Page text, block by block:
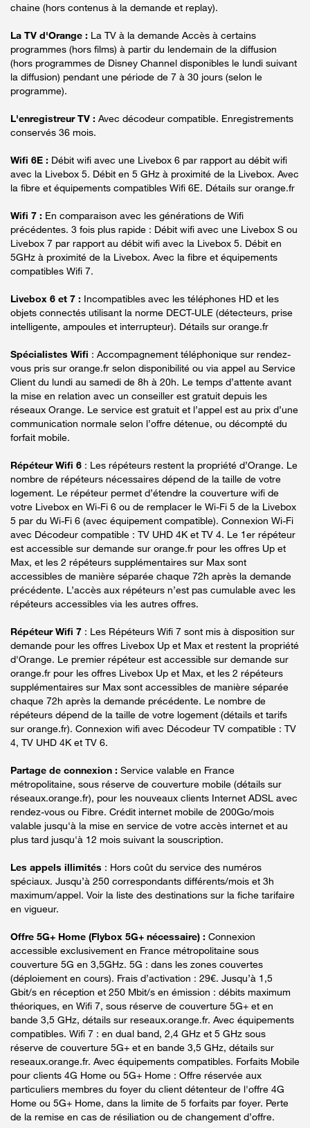
chaine (hors contenus à la demande et replay).
La TV d'Orange : La TV à la demande Accès à certains
programmes (hors films) à partir du lendemain de la diffusion
(hors programmes de Disney Channel disponibles le lundi suivant
la diffusion) pendant une période de 7 à 30 jours (selon le
programme).
L'enregistreur TV : Avec décodeur compatible. Enregistrements
conservés 36 mois.
Wifi 6E : Débit wifi avec une Livebox 6 par rapport au débit wifi
avec la Livebox 5. Débit en 5 GHz à proximité de la Livebox. Avec
la fibre et équipements compatibles Wifi 6E. Détails sur orange.fr
Wifi 7 : En comparaison avec les générations de Wifi
précédentes. 3 fois plus rapide : Débit wifi avec une Livebox S ou
Livebox 7 par rapport au débit wifi avec la Livebox 5. Débit en
5GHz à proximité de la Livebox. Avec la fibre et équipements
compatibles Wifi 7.
Livebox 6 et 7 : Incompatibles avec les téléphones HD et les
objets connectés utilisant la norme DECT-ULE (détecteurs, prise
intelligente, ampoules et interrupteur). Détails sur orange.fr
Spécialistes Wifi : Accompagnement téléphonique sur rendez-
vous pris sur orange.fr selon disponibilité ou via appel au Service
Client du lundi au samedi de 8h à 20h. Le temps d’attente avant
la mise en relation avec un conseiller est gratuit depuis les
réseaux Orange. Le service est gratuit et l’appel est au prix d’une
communication normale selon l’offre détenue, ou décompté du
forfait mobile.
Répéteur Wifi 6 : Les répéteurs restent la propriété d’Orange. Le
nombre de répéteurs nécessaires dépend de la taille de votre
logement. Le répéteur permet d’étendre la couverture wifi de
votre Livebox en Wi-Fi 6 ou de remplacer le Wi-Fi 5 de la Livebox
5 par du Wi-Fi 6 (avec équipement compatible). Connexion Wi-Fi
avec Décodeur compatible : TV UHD 4K et TV 4. Le 1er répéteur
est accessible sur demande sur orange.fr pour les offres Up et
Max, et les 2 répéteurs supplémentaires sur Max sont
accessibles de manière séparée chaque 72h après la demande
précédente. L’accès aux répéteurs n’est pas cumulable avec les
répéteurs accessibles via les autres offres.
Répéteur Wifi 7 : Les Répéteurs Wifi 7 sont mis à disposition sur
demande pour les offres Livebox Up et Max et restent la propriété
d'Orange. Le premier répéteur est accessible sur demande sur
orange.fr pour les offres Livebox Up et Max, et les 2 répéteurs
supplémentaires sur Max sont accessibles de manière séparée
chaque 72h après la demande précédente. Le nombre de
répéteurs dépend de la taille de votre logement (détails et tarifs
sur orange.fr). Connexion wifi avec Décodeur TV compatible : TV
4, TV UHD 4K et TV 6.
Partage de connexion : Service valable en France
métropolitaine, sous réserve de couverture mobile (détails sur
réseaux.orange.fr), pour les nouveaux clients Internet ADSL avec
rendez-vous ou Fibre. Crédit internet mobile de 200Go/mois
valable jusqu'à la mise en service de votre accès internet et au
plus tard jusqu'à 12 mois suivant la souscription.
Les appels illimités : Hors coût du service des numéros
spéciaux. Jusqu’à 250 correspondants différents/mois et 3h
maximum/appel. Voir la liste des destinations sur la fiche tarifaire
en vigueur.
Offre 5G+ Home (Flybox 5G+ nécessaire) : Connexion
accessible exclusivement en France métropolitaine sous
couverture 5G en 3,5GHz. 5G : dans les zones couvertes
(déploiement en cours). Frais d’activation : 29€. Jusqu’à 1,5
Gbit/s en réception et 250 Mbit/s en émission : débits maximum
théoriques, en Wifi 7, sous réserve de couverture 5G+ et en
bande 3,5 GHz, détails sur reseaux.orange.fr. Avec équipements
compatibles. Wifi 7 : en dual band, 2,4 GHz et 5 GHz sous
réserve de couverture 5G+ et en bande 3,5 GHz, détails sur
reseaux.orange.fr. Avec équipements compatibles. Forfaits Mobile
pour clients 4G Home ou 5G+ Home : Offre réservée aux
particuliers membres du foyer du client détenteur de l'offre 4G
Home ou 5G+ Home, dans la limite de 5 forfaits par foyer. Perte
de la remise en cas de résiliation ou de changement d’offre.